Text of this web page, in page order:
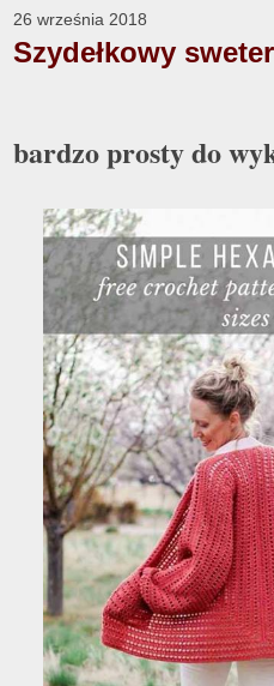
26 września 2018
Szydełkowy sweter
bardzo prosty do